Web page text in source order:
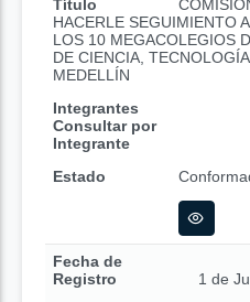
Título
HACERLE SEGUIMIENTO
LOS 10 MEGACOLEGIOS
DE CIENCIA,
MEDELLÍN
Integrantes
Consultar por
Integrante
Estado
Fecha de
Registro
1 de